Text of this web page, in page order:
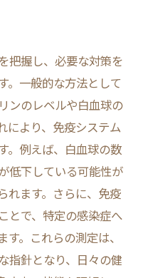
の取り方
力の関係
性について
具体的な方法
の指標
か？
れる健康管理のヒ
重要性
活に活かす方法
把握し、必要な対策を
。一般的な方法として
ンのレベルや白血球の
により、免疫システム
。例えば、白血球の数
低下している可能性が
れます。さらに、免疫
とで、特定の感染症へ
。これらの測定は、
指針となり、日々の健